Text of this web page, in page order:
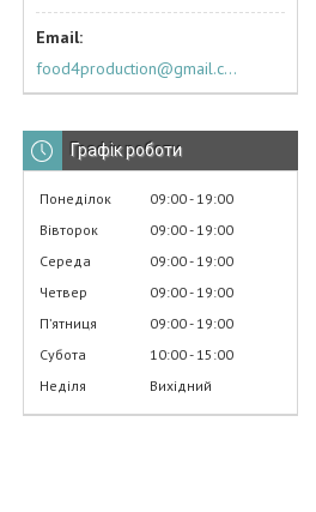
food4production@gmail.com
Графік роботи
Понеділок 09:00 19:00
Вівторок
09:00 19:00
Середа
09:00 19:00
Четвер
09:00 19:00
Пʼятниця
09:00 19:00
Субота
10:00 15:00
Неділя
Вихідний